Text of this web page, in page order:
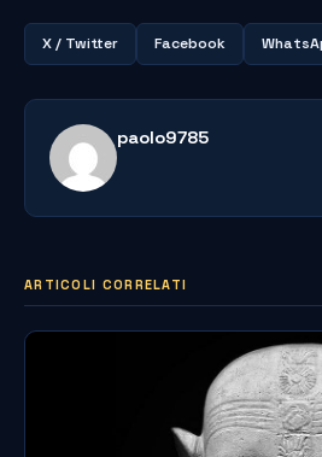
X / Twitter Facebook
paolo9785
ARTICOLI CORRELATI